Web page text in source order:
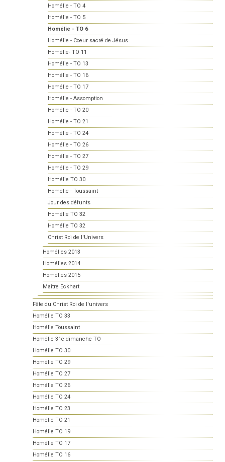
Homélie - TO 4
Homélie - TO 5
Homélie - TO 6
Homélie - Coeur sacré de Jésus
Homélie- TO 11
Homélie - TO 13
Homélie - TO 16
Homélie - TO 17
Homélie - Assomption
Homélie - TO 20
Homélie - TO 21
Homélie - TO 24
Homélie - TO 26
Homélie - TO 27
Homélie - TO 29
Homélie TO 30
Homélie - Toussaint
Jour des défunts
Homélie TO 32
Homélie TO 32
Christ Roi de l'Univers
Homélies 2013
Homélies 2014
Homélies 2015
Maître Eckhart
Fête du Christ Roi de l'univers
Homélie TO 33
Homélie Toussaint
Homélie 31e dimanche TO
Homélie TO 30
Homélie TO 29
Homélie TO 27
Homélie TO 26
Homélie TO 24
Homélie TO 23
Homélie TO 21
Homélie TO 19
Homélie TO 17
Homélie TO 16